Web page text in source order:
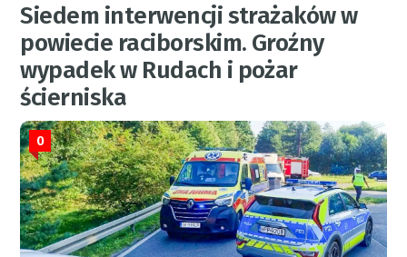
Siedem interwencji strażaków w
powiecie raciborskim. Groźny
wypadek w Rudach i pożar
ścierniska
0